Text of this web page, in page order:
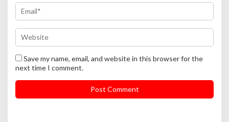
Save my name, email, and website in this browser for the
next time I comment.